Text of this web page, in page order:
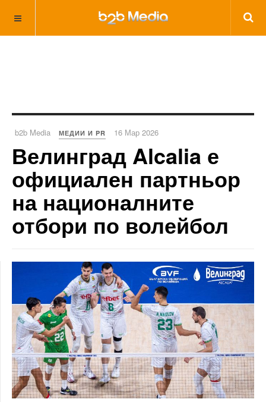
b2b Media МЕДИИ И PR 16 Мар 2026
Велинград Alcalia е
официален партньор
на националните
отбори по волейбол